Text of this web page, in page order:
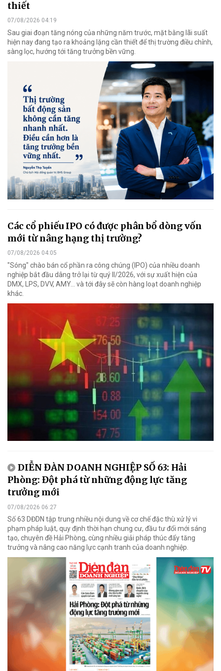
thiết
07/08/2026 04:19
Sau giai đoạn tăng nóng của những năm trước, mặt bằng lãi suất
hiện nay đang tạo ra khoảng lặng cần thiết để thị trường điều chỉnh,
sàng lọc, hướng tới tăng trưởng bền vững.
Các cổ phiếu IPO có được phân bổ dòng vốn
mới từ nâng hạng thị trường?
07/08/2026 04:05
"Sóng" chào bán cổ phần ra công chúng (IPO) của nhiều doanh
nghiệp bắt đầu dâng trở lại từ quý II/2026, với sự xuất hiện của
DMX, LPS, DVV, AMY... và tới đây sẽ còn hàng loạt doanh nghiệp
khác.
DIỄN ĐÀN DOANH NGHIỆP SỐ 63: Hải
Phòng: Đột phá từ những động lực tăng
trưởng mới
07/08/2026 06:27
Số 63 DĐDN tập trung nhiều nội dung về cơ chế đặc thù xử lý vi
phạm pháp luật, quy định thời hạn chung cư, đầu tư đổi mới sáng
tạo, chuyên đề Hải Phòng, cùng nhiều giải pháp thúc đẩy tăng
trưởng và nâng cao năng lực cạnh tranh của doanh nghiệp.